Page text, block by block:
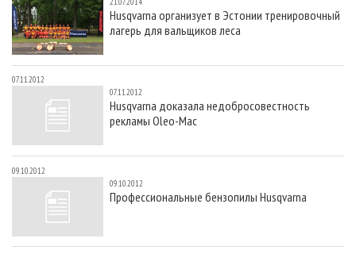
Husqvarna организует в Эстонии тренировочный
лагерь для вальщиков леса
07.11.2012
07.11.2012
Husqvarna доказала недобросовестность
рекламы Oleo-Mac
09.10.2012
09.10.2012
Профессиональные бензопилы Husqvarna